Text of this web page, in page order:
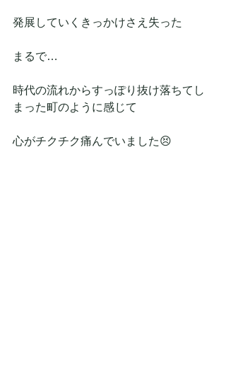
発展していくきっかけさえ失った
まるで…
時代の流れからすっぽり抜け落ちてし
まった町のように感じて
心がチクチク痛んでいました😣